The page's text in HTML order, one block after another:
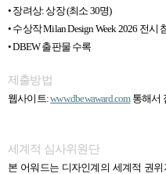
• 장려상: 상장 (최소 30명)
• 수상작 Milan Design Week 2026 전시
• DBEW 출판물 수록
제출방법
웹사이트:www.dbewaward.com통해서
세계적 심사위원단
본 어워드는 디자인계의 세계적 권